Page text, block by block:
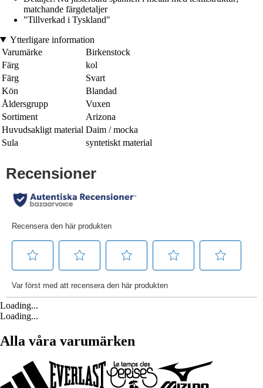
matchande färgdetaljer
"Tillverkad i Tyskland"
Ytterligare information
Varumärke
Birkenstock
Färg
kol
Färg
Svart
Kön
Blandad
Åldersgrupp
Vuxen
Sortiment
Arizona
Huvudsakligt material Daim / mocka
Sula
syntetiskt material
Loading...
Loading...
Alla våra varumärken